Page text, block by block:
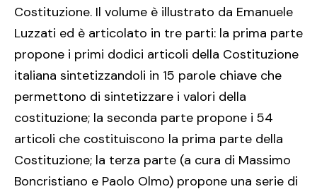
Costituzione. Il volume è illustrato da Emanuele
Luzzati ed è articolato in tre parti: la prima parte
propone i primi dodici articoli della Costituzione
italiana sintetizzandoli in 15 parole chiave che
permettono di sintetizzare i valori della
costituzione; la seconda parte propone i 54
articoli che costituiscono la prima parte della
Costituzione; la terza parte (a cura di Massimo
Boncristiano e Paolo Olmo) propone una serie di